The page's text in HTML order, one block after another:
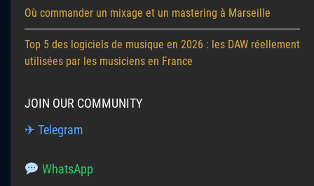
Où commander un mixage et un mastering à Marseille
Top 5 des logiciels de musique en 2026 : les DAW réellement
utilisées par les musiciens en France
JOIN OUR COMMUNITY
✈ Telegram
WhatsApp